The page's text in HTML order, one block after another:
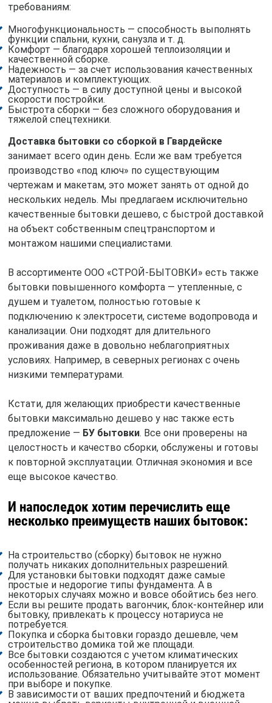
требованиям:
Многофункциональность — способность выполнять
функции спальни, кухни, санузла и т. д.
Комфорт — благодаря хорошей теплоизоляции и
качественной сборке.
Надежность — за счет использования качественных
материалов и комплектующих.
Доступность — в силу доступной цены и высокой
скорости постройки.
Быстрота сборки — без сложного оборудования и
тяжелой спецтехники.
Доставка бытовки со сборкой в Гвардейске
занимает всего один день. Если же вам требуется
производство «под ключ» по существующим
чертежам и макетам, это может занять от одной до
нескольких недель. Мы предлагаем исключительно
качественные бытовки дешево, с быстрой доставкой
на объект собственным спецтранспортом и
монтажом нашими специалистами.
В ассортименте ООО «СТРОЙ-БЫТОВКИ» есть также
бытовки повышенного комфорта — утепленные, с
душем и туалетом, полностью готовые к
подключению к электросети, системе водопровода и
канализации. Они подходят для длительного
проживания даже в довольно неблагоприятных
условиях. Например, в северных регионах с очень
низкими температурами.
Кстати, для желающих приобрести качественные
бытовки максимально дешево у нас также есть
предложение — БУ бытовки. Все они проверены на
целостность и качество сборки, обслужены и готовы
к повторной эксплуатации. Отличная экономия и все
еще высокое качество.
И напоследок хотим перечислить еще
несколько преимуществ наших бытовок:
На строительство (сборку) бытовок не нужно
получать никаких дополнительных разрешений.
Для установки бытовки подходят даже самые
простые и недорогие типы фундамента. А в
некоторых случаях можно и вовсе обойтись без него.
Если вы решите продать вагончик, блок-контейнер или
бытовку, привлекать к процессу нотариуса не
потребуется.
Покупка и сборка бытовки гораздо дешевле, чем
строительство домика той же площади.
Все бытовки создаются с учетом климатических
особенностей региона, в котором планируется их
использование. Обязательно учитывайте этот момент
при выборе и покупке.
В зависимости от ваших предпочтений и бюджета